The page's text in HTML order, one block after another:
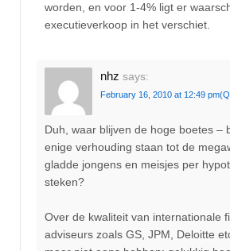
worden, en voor 1-4% ligt er
executieverkoop in het verschiet.
nhz says:
February 16, 2010 at 12:49 pm
Duh, waar blijven de hoge boetes –
enige verhouding staan tot de
gladde jongens en meisjes per
steken?
Over de kwaliteit van internationale
adviseurs zoals GS, JPM, Deloitte